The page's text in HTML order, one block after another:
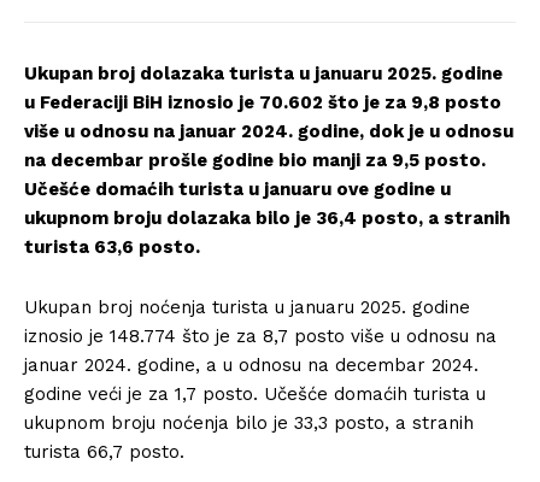
Ukupan broj dolazaka turista u januaru 2025. godine
u Federaciji BiH iznosio je 70.602 što je za 9,8 posto
više u odnosu na januar 2024. godine, dok je u odnosu
na decembar prošle godine bio manji za 9,5 posto.
Učešće domaćih turista u januaru ove godine u
ukupnom broju dolazaka bilo je 36,4 posto, a stranih
turista 63,6 posto.
Ukupan broj noćenja turista u januaru 2025. godine
iznosio je 148.774 što je za 8,7 posto više u odnosu na
januar 2024. godine, a u odnosu na decembar 2024.
godine veći je za 1,7 posto. Učešće domaćih turista u
ukupnom broju noćenja bilo je 33,3 posto, a stranih
turista 66,7 posto.